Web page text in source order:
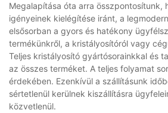
Megalapítása óta arra
igényeinek kielégítése iránt, a
elsősorban a gyors és hatékony
termékünkről, a kristályosítóról vagy
Teljes kristályosító gyártósorainkkal és
az összes terméket. A teljes folyamat
érdekében. Ezenkívül a szállításunk
sértetlenül kerülnek kiszállításra
közvetlenül.